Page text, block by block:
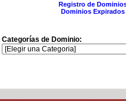
Registro de
Dominios Expirados
Categorías de Dominio: